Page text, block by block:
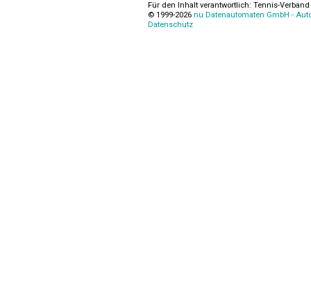
Für den Inhalt verantwortlich: Tennis-
© 1999-2026 nu Datenautomaten GmbH -
Datenschutz